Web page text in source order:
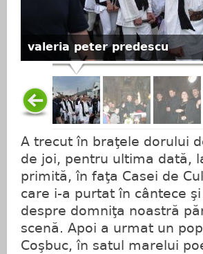
valeria peter predescu
A trecut în braţele dorului
de joi, pentru ultima dată,
primită, în faţa Casei de
care i-a purtat în cântece
despre domniţa noastră
scenă. Apoi a urmat un
Coşbuc, în satul marelui